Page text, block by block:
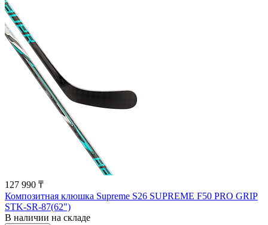
127 990 ₸
Композитная клюшка Supreme S26 SUPREME F50 PRO GRIP
STK-SR-87(62")
В наличии на складе